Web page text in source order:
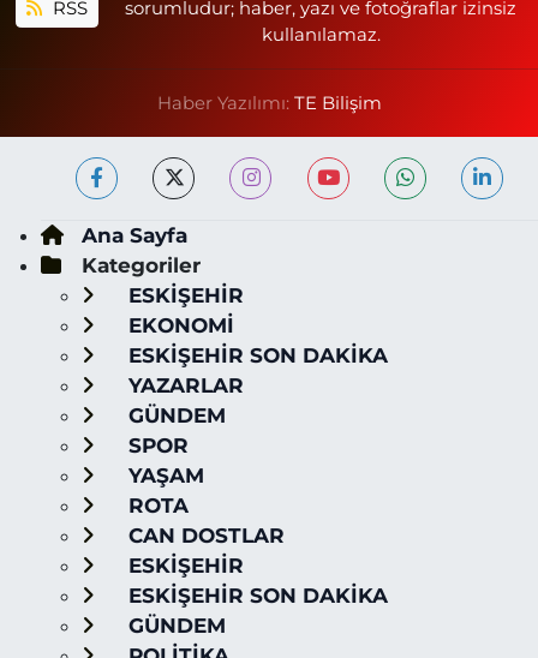
RSS
sorumludur; haber, yazı ve fotoğraflar izinsiz
kullanılamaz.
Haber Yazılımı: TE Bilişim
Ana Sayfa
Kategoriler
ESKİŞEHİR
EKONOMİ
ESKİŞEHİR SON DAKİKA
YAZARLAR
GÜNDEM
SPOR
YAŞAM
ROTA
CAN DOSTLAR
ESKİŞEHİR
ESKİŞEHİR SON DAKİKA
GÜNDEM